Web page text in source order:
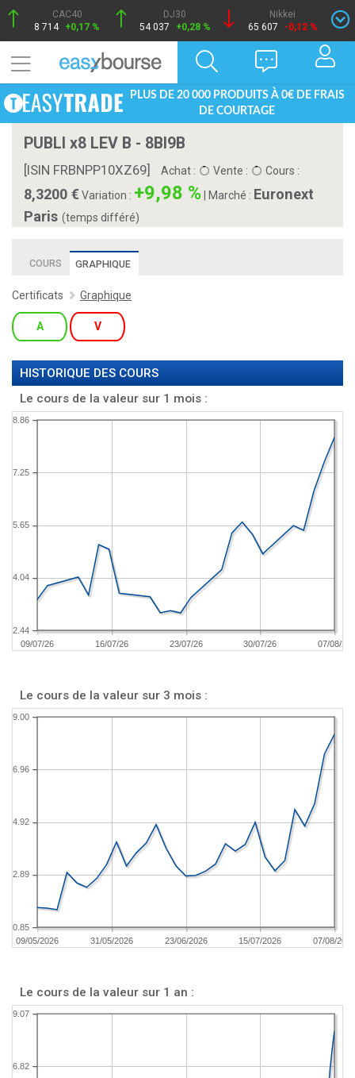
CAC40
8 714 +0,17 %
DJ30
54 037
+0,28 %
Nikkei
65 607
-0,12 %
PLUS DE 20 000 PRODUITS À 0€ DE FRAIS
DE COURTAGE
PUBLI x8 LEV B - 8BI9B
[ISIN FRBNPP10XZ69] Achat : Vente : Cours :
8,3200Variation : +9,98 % Marché : Euronext
Paris (temps différé)
COURS GRAPHIQUE
Certificats Graphique
A V
HISTORIQUE DES COURS
Le cours de la valeur sur 1 mois :
09/07/26 16/07/26 23/07/26 30/07/26 07/08/26
2.44
4.04
5.65
7.25
8.86
Le cours de la valeur sur 3 mois :
09/05/2026 31/05/2026 23/06/2026 15/07/2026 07/08/2026
0.85
2.89
4.92
6.96
9.00
Le cours de la valeur sur 1 an :
6.82
9.07